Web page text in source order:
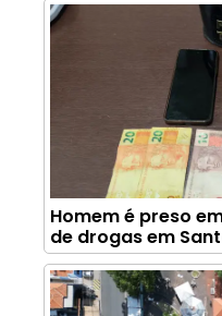
Homem é preso
de drogas em